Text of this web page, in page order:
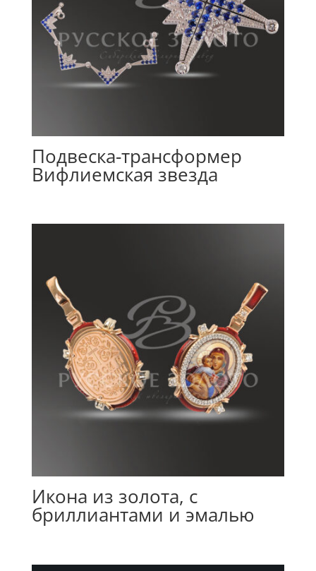
Подвеска-трансформер
Вифлиемская звезда
Икона из золота, с
бриллиантами и эмалью